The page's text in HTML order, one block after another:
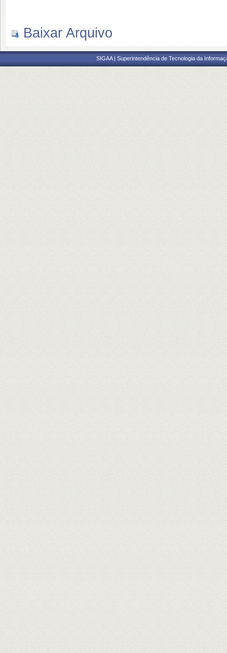
Baixar Arquivo
SIGAA | Superintendência de Tecnologia da